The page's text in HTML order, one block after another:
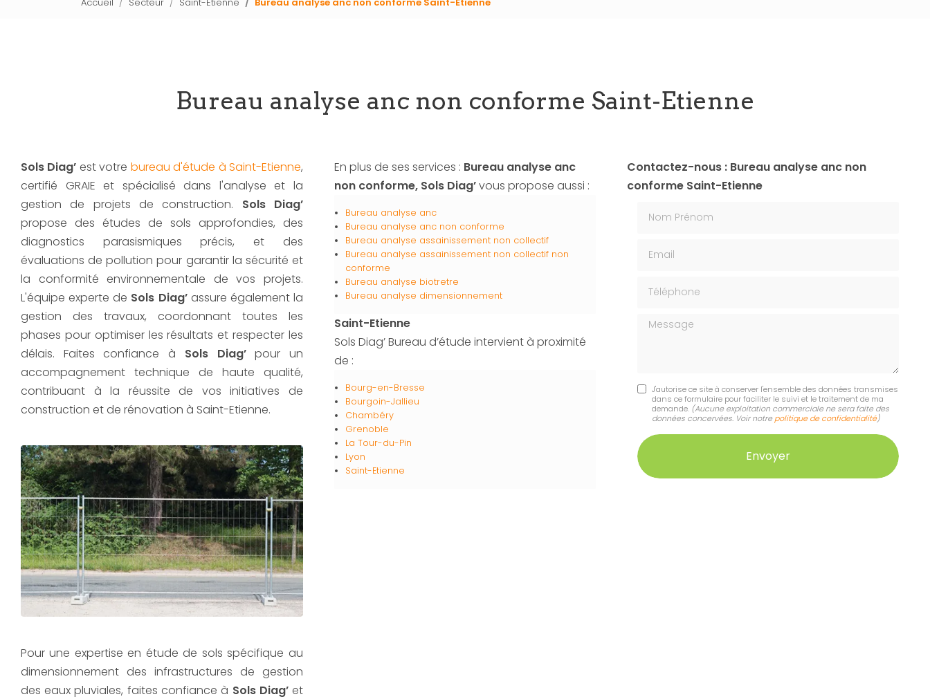
Bureau analyse anc non conforme Saint-Etienne
Sols Diag’ est votre bureau d'étude à Saint-Etienne,
certifié GRAIE et spécialisé dans l'analyse et la
gestion de projets de construction. Sols Diag’
propose des études de sols approfondies, des
diagnostics parasismiques précis, et des
évaluations de pollution pour garantir la sécurité et
la conformité environnementale de vos projets.
L'équipe experte de Sols Diag’assure également la
gestion des travaux, coordonnant toutes les
phases pour optimiser les résultats et respecter les
délais. Faites confiance à Sols Diag’pour un
accompagnement technique de haute qualité,
contribuant à la réussite de vos initiatives de
construction et de rénovation à Saint-Etienne.
Pour une expertise en étude de sols spécifique au
dimensionnement des infrastructures de gestion
des eaux pluviales, faites confiance à Sols Diag’et
En plus de ses services : Bureau analyse anc
non conforme, Sols Diag’vous propose aussi :
Bureau analyse anc
Bureau analyse anc non conforme
Bureau analyse assainissement non collectif
Bureau analyse assainissement non collectif non
conforme
Bureau analyse biotretre
Bureau analyse dimensionnement
Saint-Etienne
Sols Diag’ Bureau d’étude intervient à proximité
de :
Bourg-en-Bresse
Bourgoin-Jallieu
Chambéry
Grenoble
La Tour-du-Pin
Lyon
Saint-Etienne
Contactez-nous : Bureau analyse anc non
conforme Saint-Etienne
Nom Prénom
Email
Téléphone
Message
J'autorise ce site à conserver l'ensemble des données transmises
dans ce formulaire pour faciliter le suivi et le traitement de ma
demande. (Aucune exploitation commerciale ne sera faite des
données concervées. Voir notre politique de confidentialité)